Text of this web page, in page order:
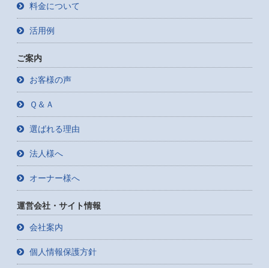
料金について
活用例
ご案内
お客様の声
Ｑ＆Ａ
選ばれる理由
法人様へ
オーナー様へ
運営会社・サイト情報
会社案内
個人情報保護方針